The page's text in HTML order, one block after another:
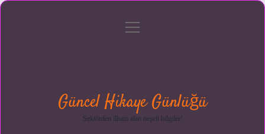
menüyü
Güncel Hikaye Günlüğü
Sektörden ilham alan neşeli bilgiler!